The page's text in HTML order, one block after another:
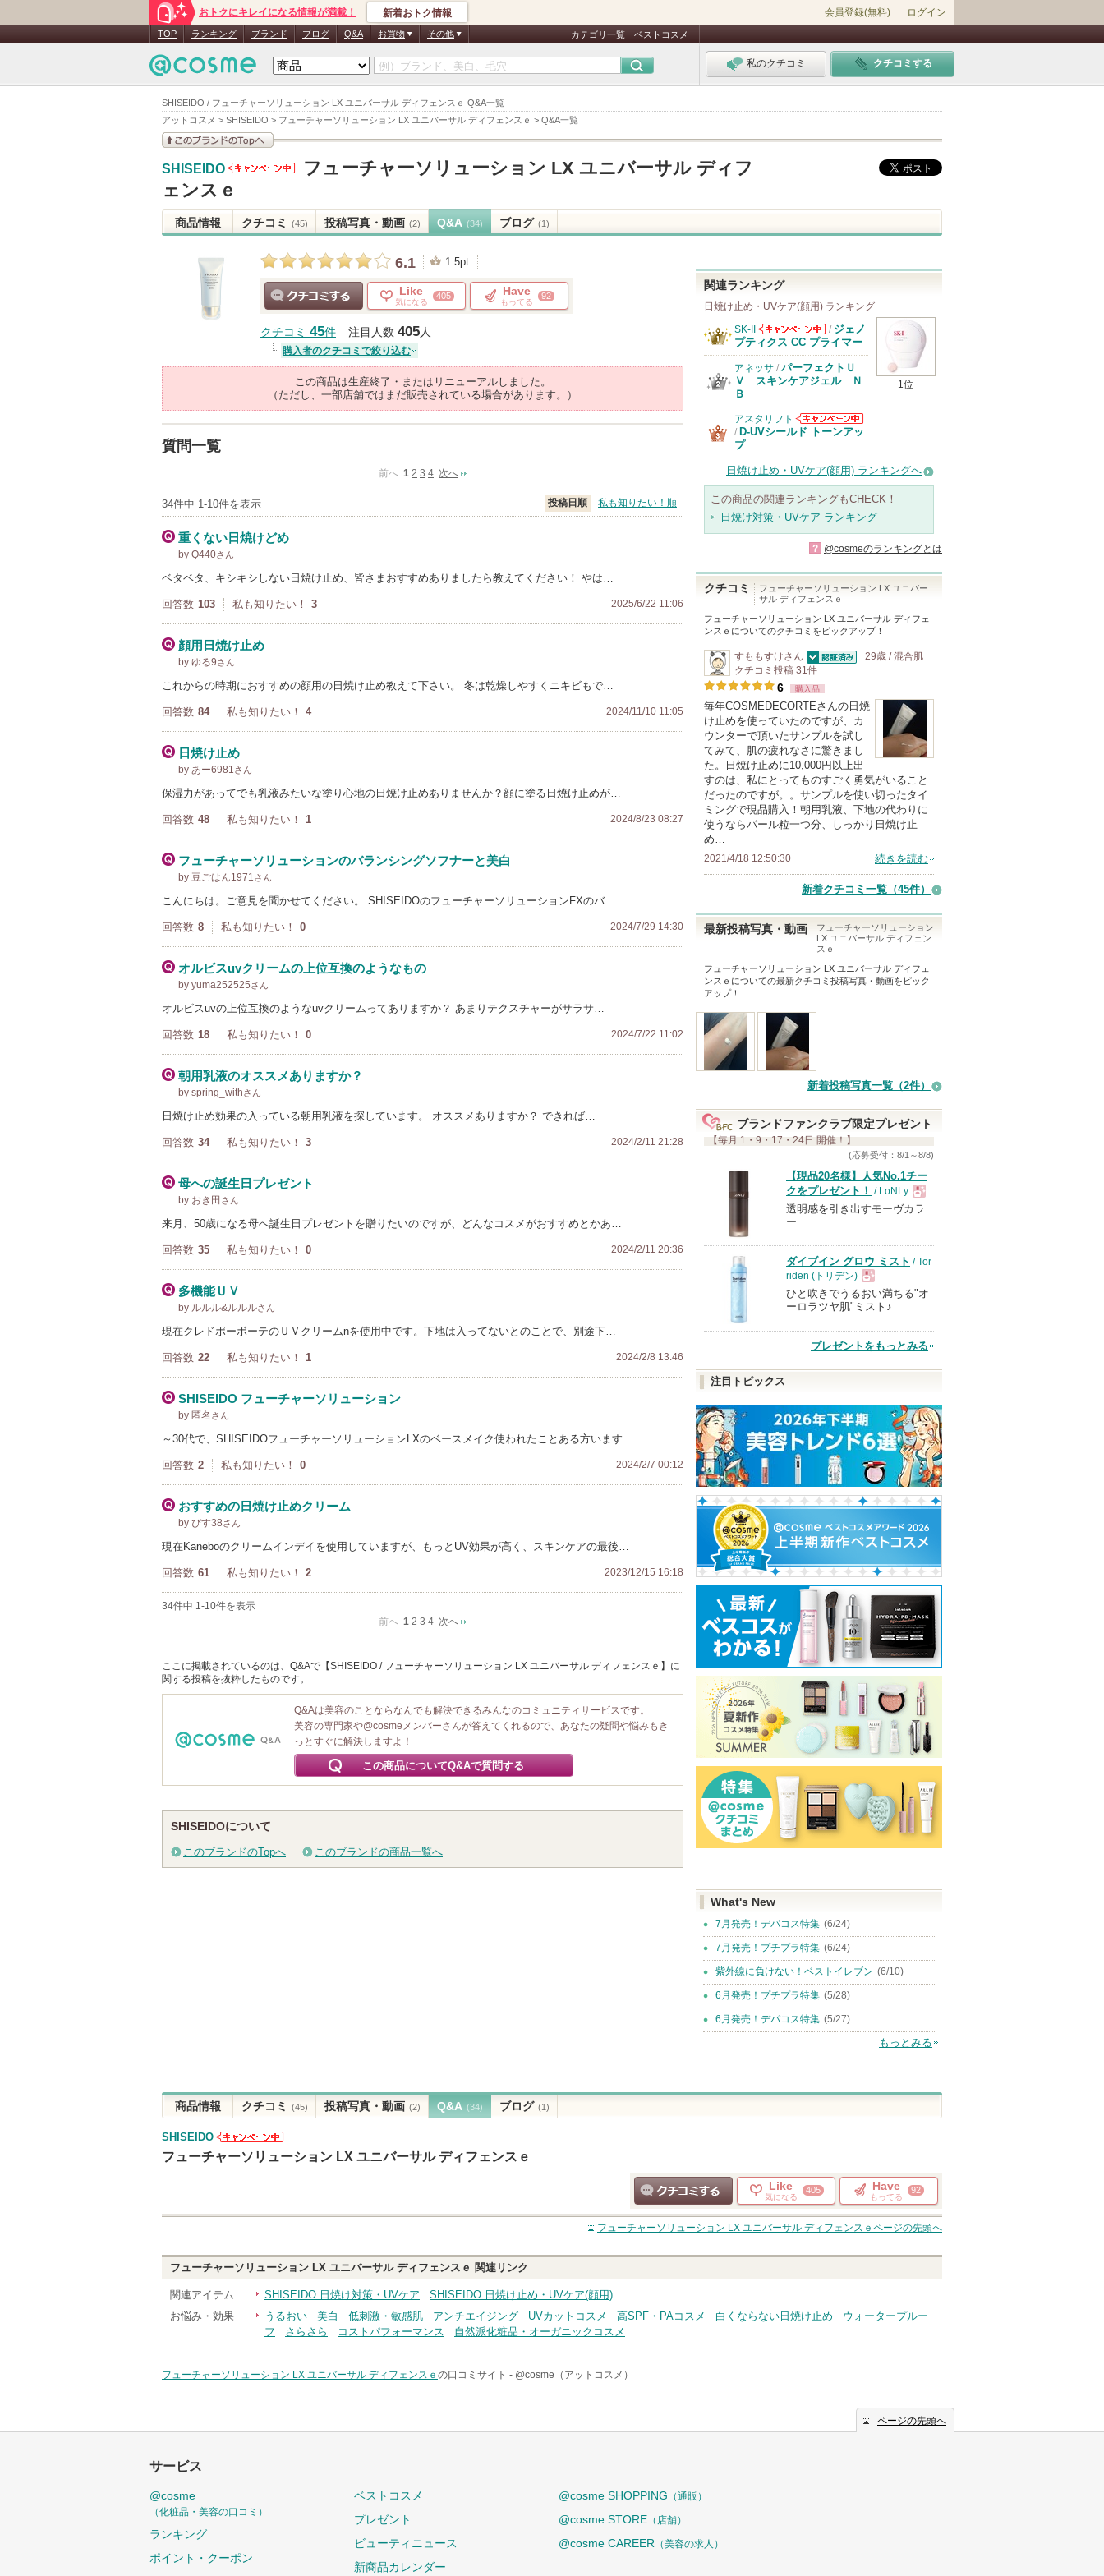
SHISEIDO / フューチャーソリューション LX ユニバーサル ディフェンスｅ Q&A一覧
アットコスメ > SHISEIDO > フューチャーソリューション LX ユニバーサル ディフェンスｅ > Q&A一覧
おトクにキレイになる情報が満載！ 新着おトク情報 会員登録(無料) ログイン
TOP ランキング ブランド ブログ Q&A お買物 その他 カテゴリ一覧 ベストコスメ
私のクチコミ クチコミする
SHISEIDO
からのお知
らせがあり
ます
フューチャーソリューション LX ユニバーサル ディフ
ェンスｅ
商品情報 クチコミ (45) 投稿写真・動画 (2) Q&A (34) ブログ (1)
6.1 1.5pt
Like
気になる
405 Have
もってる
92
クチコミ 45件 注目人数 405人
購入者のクチコミで絞り込む
この商品は生産終了・またはリニューアルしました。
（ただし、一部店舗ではまだ販売されている場合があります。）
質問一覧
前へ 1 2 3 4 次へ
34件中 1-10件を表示 投稿日順 私も知りたい！順
重くない日焼けどめ
by Q440さん
ベタベタ、キシキシしない日焼け止め、皆さまおすすめありましたら教えてください！ やは…
回答数 103 私も知りたい！ 3 2025/6/22 11:06
顔用日焼け止め
by ゆる9さん
これからの時期におすすめの顔用の日焼け止め教えて下さい。 冬は乾燥しやすくニキビもで…
回答数 84 私も知りたい！ 4 2024/11/10 11:05
日焼け止め
by あー6981さん
保湿力があってでも乳液みたいな塗り心地の日焼け止めありませんか？顔に塗る日焼け止めが…
回答数 48 私も知りたい！ 1 2024/8/23 08:27
フューチャーソリューションのバランシングソフナーと美白
by 豆ごはん1971さん
こんにちは。ご意見を聞かせてください。 SHISEIDOのフューチャーソリューションFXのバ…
回答数 8 私も知りたい！ 0 2024/7/29 14:30
オルビスuvクリームの上位互換のようなもの
by yuma252525さん
オルビスuvの上位互換のようなuvクリームってありますか？ あまりテクスチャーがサラサ…
回答数 18 私も知りたい！ 0 2024/7/22 11:02
朝用乳液のオススメありますか？
by spring_withさん
日焼け止め効果の入っている朝用乳液を探しています。 オススメありますか？ できれば…
回答数 34 私も知りたい！ 3 2024/2/11 21:28
母への誕生日プレゼント
by おき田 さん
来月、50歳になる母へ誕生日プレゼントを贈りたいのですが、どんなコスメがおすすめとかあ…
回答数 35 私も知りたい！ 0 2024/2/11 20:36
多機能ＵＶ
by ルルル&ルルルさん
現在クレドポーボーテのＵＶクリームnを使用中です。下地は入ってないとのことで、別途下…
回答数 22 私も知りたい！ 1 2024/2/8 13:46
SHISEIDO フューチャーソリューション
by 匿名 さん
～30代で、SHISEIDOフューチャーソリューションLXのベースメイク使われたことある方います…
回答数 2 私も知りたい！ 0 2024/2/7 00:12
おすすめの日焼け止めクリーム
by ぴす38さん
現在Kaneboのクリームインデイを使用していますが、もっとUV効果が高く、スキンケアの最後…
回答数 61 私も知りたい！ 2 2023/12/15 16:18
34件中 1-10件を表示
前へ 1 2 3 4 次へ
ここに掲載されているのは、Q&Aで【SHISEIDO / フューチャーソリューション LX ユニバーサル ディフェンスｅ】に
関する投稿を抜粋したものです。
Q&Aは美容のことならなんでも解決できるみんなのコミュニティサービスです。
美容の専門家や@cosmeメンバーさんが答えてくれるので、あなたの疑問や悩みもき
っとすぐに解決しますよ！
この商品についてQ&Aで質問する
SHISEIDOについて
このブランドのTopへ このブランドの商品一覧へ
関連ランキング
日焼け止め・UVケア(顔用) ランキング
1位
SK-II
SK-IIからのお
知らせがありま
す
/ ジェノ
プティクス CC プライマー
アネッサ / パーフェクトＵ
Ｖ スキンケアジェル Ｎ
Ｂ
アスタリフト
アスタリフトか
/ D-UVシールド トーンアッ
プ
日焼け止め・UVケア(顔用) ランキングへ
この商品の関連ランキングもCHECK！
日焼け対策・UVケア ランキング
? @cosmeのランキングとは
クチコミ
フューチャーソリューション LX ユニバー
サル ディフェンスｅ
フューチャーソリューション LX ユニバーサル ディフェ
ンスｅ についてのクチコミをピックアップ！
すももすけさん
認証済
29歳 / 混合肌
クチコミ投稿 31 件
6 購入品
毎年COSMEDECORTEさんの日焼
け止めを使っていたのですが、カ
ウンターで頂いたサンプルを試し
てみて、肌の疲れなさに驚きまし
た。日焼け止めに10,000円以上出
すのは、私にとってものすごく勇気がいること
だったのですが。。サンプルを使い切ったタイ
ミングで現品購入！朝用乳液、下地の代わりに
使うならパール粒一つ分、しっかり日焼け止
め…
2021/4/18 12:50:30 続きを読む
新着クチコミ一覧 （45件）
最新投稿写真・動画
フューチャーソリューション
LX ユニバーサル ディフェン
スｅ
フューチャーソリューション LX ユニバーサル ディフェ
ンスｅ についての最新クチコミ投稿写真・動画をピック
アップ！
新着投稿写真一覧（2件）
ブランドファンクラブ限定プレゼント
【毎月 1・9・17・24日 開催！】
(応募受付：8/1～8/8)
【現品20名様】人気No.1チー
クをプレゼント！ / LoNLy
現
品
透明感を引き出すモーヴカラ
ー
ダイブイン グロウ ミスト / Tor
riden (トリデン)
現
品
ひと吹きでうるおい満ちる"オ
ーロラツヤ肌"ミスト♪
プレゼントをもっとみる
注目トピックス
What's New
7月発売！デパコス特集 (6/24)
7月発売！プチプラ特集 (6/24)
紫外線に負けない！ベストイレブン (6/10)
6月発売！プチプラ特集 (5/28)
6月発売！デパコス特集 (5/27)
もっとみる
商品情報 クチコミ (45) 投稿写真・動画 (2) Q&A (34) ブログ (1)
SHISEIDO
SHISEIDOか
フューチャーソリューション LX ユニバーサル ディフェンスｅ
クチコミする
Like
気になる
405 Have
もってる
92
フューチャーソリューション LX ユニバーサル ディフェンスｅ ページの先頭へ
フューチャーソリューション LX ユニバーサル ディフェンスｅ 関連リンク
関連アイテム SHISEIDO 日焼け対策・UVケア
SHISEIDO 日焼け止め・UVケア(顔用)
お悩み・効果
うるおい 美白 低刺激・敏感肌 アンチエイジング UVカットコスメ 高SPF・PAコスメ 白くならない日焼け止め
ウォータープルー
フ
さらさら コストパフォーマンス 自然派化粧品・オーガニックコスメ
フューチャーソリューション LX ユニバーサル ディフェンスｅ の口コミサイト - @cosme（アットコスメ）
ページの先頭へ
サービス
@cosme
（化粧品・美容の口コミ）
ランキング
ポイント・クーポン
ベストコスメ
プレゼント
ビューティニュース
新商品カレンダー
@cosme SHOPPING （通販）
@cosme STORE （店舗）
@cosme CAREER （美容の求人）